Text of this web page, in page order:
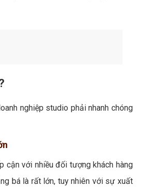
nghiệp studio phải nhanh chóng
cận với nhiều đối tượng khách hàng
bá là rất lớn, tuy nhiên với sự xuất